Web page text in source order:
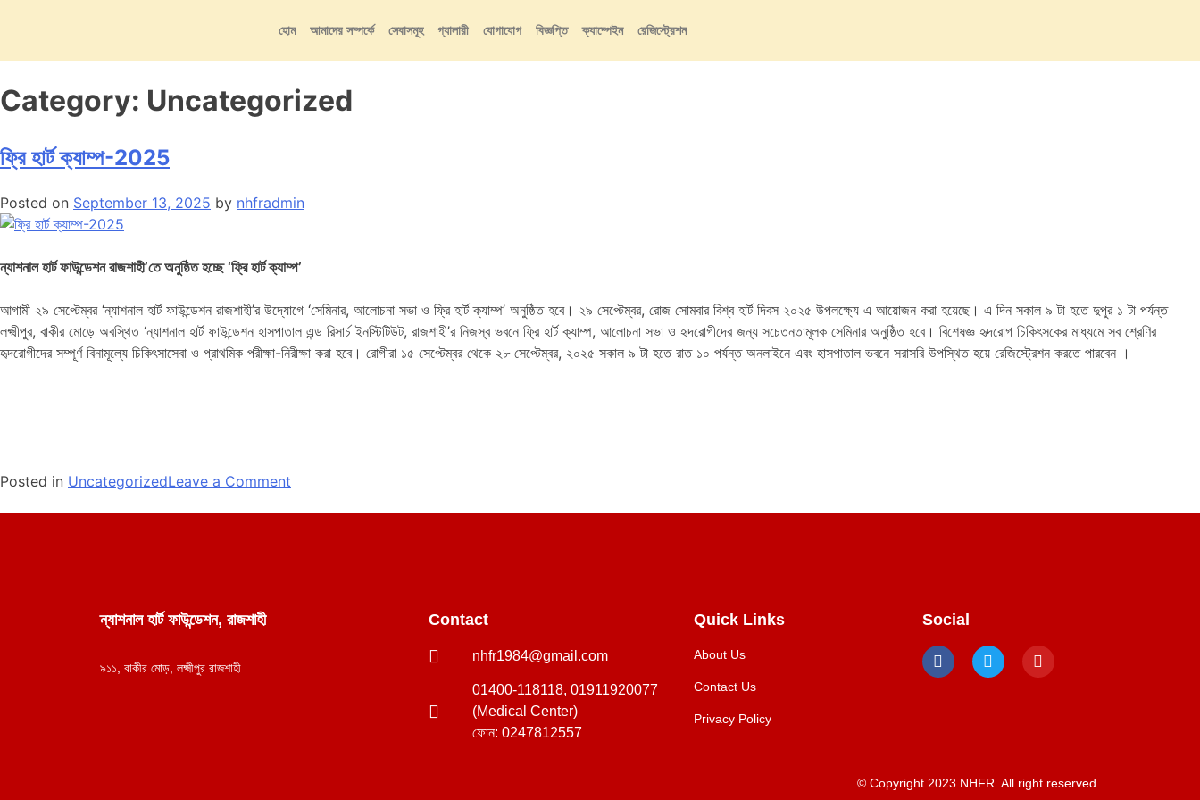
হোম আমাদের সম্পর্কে সেবাসমূহ গ্যালারী যোগাযোগ বিজ্ঞপ্তি ক্যাম্পেইন রেজিস্ট্রেশন
Category: Uncategorized
ফ্রি হার্ট ক্যাম্প-2025
Posted on September 13, 2025 by nhfradmin
ন্যাশনাল হার্ট ফাউন্ডেশন রাজশাহী’তে অনুষ্ঠিত হচ্ছে ‘ফ্রি হার্ট ক্যাম্প’
আগামী ২৯ সেপ্টেম্বর ‘ন্যাশনাল হার্ট ফাউন্ডেশন রাজশাহী’র উদ্যোগে ‘সেমিনার, আলোচনা সভা ও ফ্রি হার্ট ক্যাম্প’ অনুষ্ঠিত হবে। ২৯ সেপ্টেম্বর, রোজ সোমবার বিশ্ব হার্ট দিবস ২০২৫ উপলক্ষ্যে এ আয়োজন করা হয়েছে। এ দিন সকাল ৯ টা হতে দুপুর ১ টা পর্যন্ত
লক্ষ্মীপুর, বাকীর মোড়ে অবস্থিত ‘ন্যাশনাল হার্ট ফাউন্ডেশন হাসপাতাল এন্ড রিসার্চ ইনস্টিটিউট, রাজশাহী’র নিজস্ব ভবনে ফ্রি হার্ট ক্যাম্প, আলোচনা সভা ও হৃদরোগীদের জন্য সচেতনতামূলক সেমিনার অনুষ্ঠিত হবে। বিশেষজ্ঞ হৃদরোগ চিকিৎসকের মাধ্যমে সব শ্রেণির
হৃদরোগীদের সম্পূর্ণ বিনামূল্যে চিকিৎসাসেবা ও প্রাথমিক পরীক্ষা-নিরীক্ষা করা হবে। রোগীরা ১৫ সেপ্টেম্বর থেকে ২৮ সেপ্টেম্বর, ২০২৫ সকাল ৯ টা হতে রাত ১০ পর্যন্ত অনলাইনে এবং হাসপাতাল ভবনে সরাসরি উপস্থিত হয়ে রেজিস্ট্রেশন করতে পারবেন ।
Posted in UncategorizedLeave a Comment
ন্যাশনাল হার্ট ফাউন্ডেশন, রাজশাহী
৯১১, বাকীর মোড়, লক্ষ্মীপুর রাজশাহী
Contact
nhfr1984@gmail.com
01400-118118, 01911920077
(Medical Center)
ফোন: 0247812557
Quick Links
About Us
Contact Us
Privacy Policy
Social
© Copyright 2023 NHFR. All right reserved.